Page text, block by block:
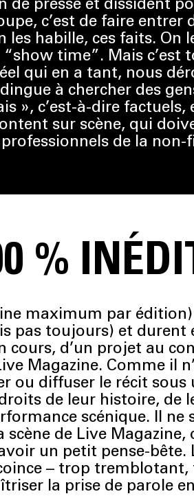
c’est de faire
les habille, ces faits.
“show time”. Mais
qui en a tant, nous
à chercher des
», c’est-à-dire
sur scène, qui
de la
%
maximum par
pas toujours) et durent
cours, d’un projet au
Magazine. Comme il
ou diffuser le récit
de leur histoire, de
scénique. Il ne
de Live Magazine,
un petit pense-
– trop
la prise de parole